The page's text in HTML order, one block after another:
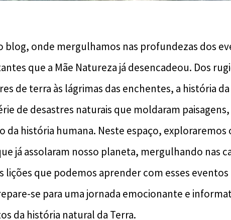
blog, onde mergulhamos nas profundezas dos
que a Mãe Natureza já desencadeou. Dos
de terra às lágrimas das enchentes, a história
de desastres naturais que moldaram
da história humana. Neste espaço, exploraremos
já assolaram nosso planeta, mergulhando nas
lições que podemos aprender com esses eventos
se para uma jornada emocionante e
da história natural da Terra.